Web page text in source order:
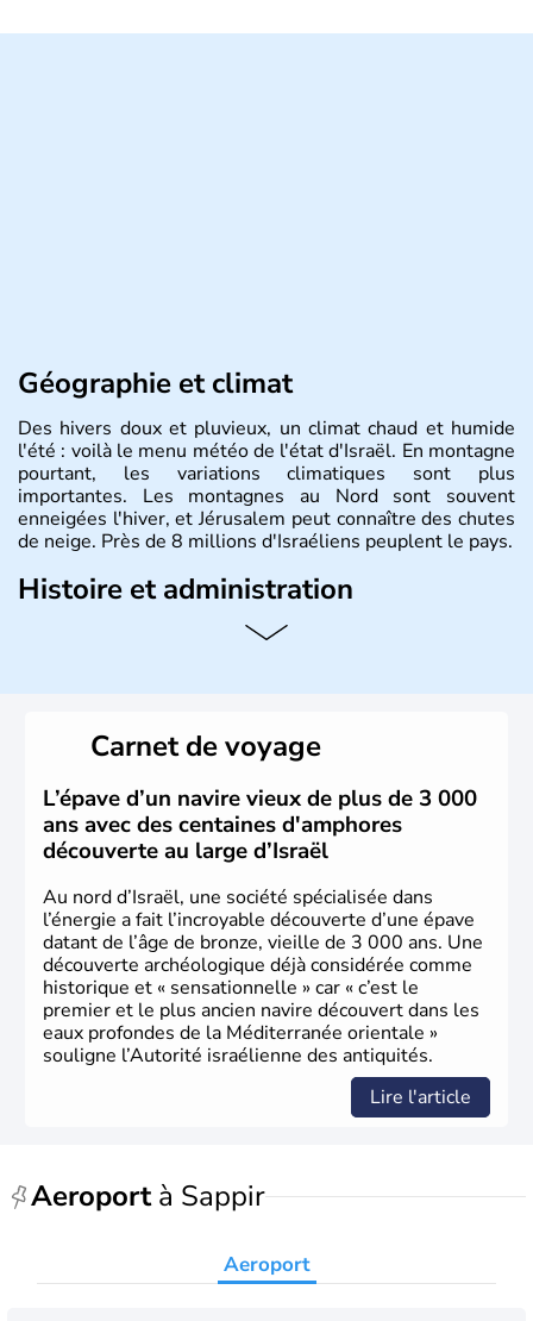
Géographie et climat
Des hivers doux et pluvieux, un climat chaud et humide
l'été : voilà le menu météo de l'état d'Israël. En montagne
pourtant, les variations climatiques sont plus
importantes. Les montagnes au Nord sont souvent
enneigées l'hiver, et Jérusalem peut connaître des chutes
de neige. Près de 8 millions d'Israéliens peuplent le pays.
Histoire et administration
L'Israël est un état de la partie est de la Méditerranée,
vrai essor économique dans le domaine des nouvelles
Carnet de voyage
L’épave d’un navire vieux de plus de 3 000
ans avec des centaines d'amphores
découverte au large d’Israël
Au nord d’Israël, une société spécialisée dans
l’énergie a fait l’incroyable découverte d’une épave
datant de l’âge de bronze, vieille de 3 000 ans. Une
découverte archéologique déjà considérée comme
historique et « sensationnelle » car « c’est le
premier et le plus ancien navire découvert dans les
eaux profondes de la Méditerranée orientale »
souligne l’Autorité israélienne des antiquités.
Lire l'article
Aeroportà Sappir
Aeroport